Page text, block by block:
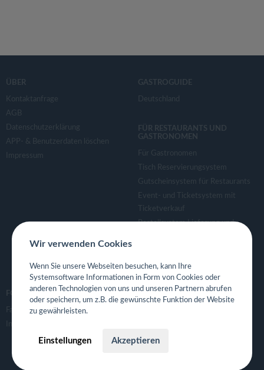
ÜBER
Kontaktanfrage
AGB
Datenschutzerklärung
APP- & Benutzerdaten löschen
Impressum
GASTROGUIDE
Deutschland
FÜR RESTAURANTS UND
GASTRONOMEN
Für Gastronomen
Tisch Reservierungsystem
Gutscheinsystem für Restaurants
Event- und Ticketsystem mit
Ticketverkauf
Bestellsystem Lieferung und
Eigene App für Restaurant
FOLGE UNS
Facebook
Instagram
Wir verwenden Cookies
Wenn Sie unsere Webseiten besuchen, kann Ihre
Systemsoftware Informationen in Form von Cookies oder
anderen Technologien von uns und unseren Partnern abrufen
oder speichern, um z.B. die gewünschte Funktion der Website
zu gewährleisten.
Einstellungen Akzeptieren